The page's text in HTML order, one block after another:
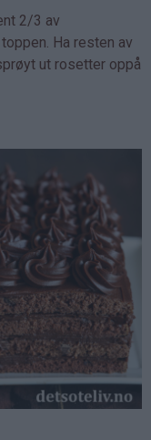
2/3 av
Ha resten av
ut rosetter oppå